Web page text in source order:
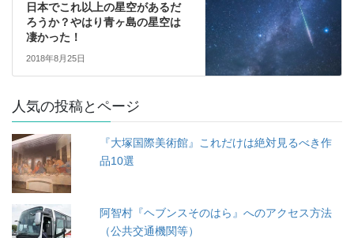
日本でこれ以上の星空があるだ
ろうか？やはり青ヶ島の星空は
凄かった！
2018年8月25日
人気の投稿とページ
『大塚国際美術館』これだけは絶対見るべき作
品10選
阿智村『ヘブンスそのはら』へのアクセス方法
（公共交通機関等）